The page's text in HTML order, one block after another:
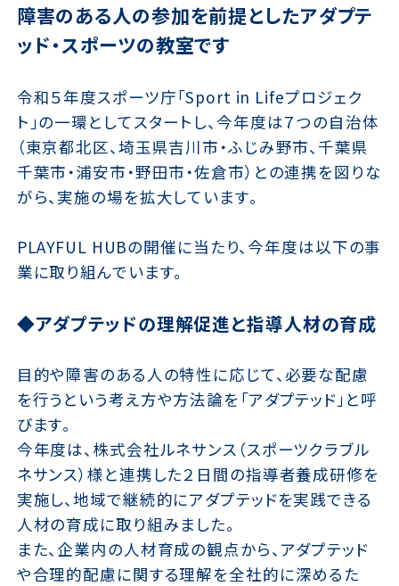
障害のある人の参加を前提としたアダプテ
ッド・スポーツの教室です
令和５年度スポーツ庁「Sport in Lifeプロジェク
ト」の一環としてスタートし、今年度は７つの自治体
（東京都北区、埼玉県吉川市・ふじみ野市、千葉県
千葉市・浦安市・野田市・佐倉市）との連携を図りな
がら、実施の場を拡大しています。
PLAYFUL HUBの開催に当たり、今年度は以下の事
業に取り組んでいます。
◆アダプテッドの理解促進と指導人材の育成
目的や障害のある人の特性に応じて、必要な配慮
を行うという考え方や方法論を「アダプテッド」と呼
びます。
今年度は、株式会社ルネサンス（スポーツクラブル
ネサンス）様と連携した２日間の指導者養成研修を
実施し、地域で継続的にアダプテッドを実践できる
人材の育成に取り組みました。
また、企業内の人材育成の観点から、アダプテッド
や合理的配慮に関する理解を全社的に深めるた